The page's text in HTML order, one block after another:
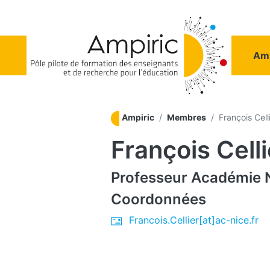
Ampiric Membres François
François
Professeur Académie
Coordonnées
Francois.Cellier[at]ac-nice.fr